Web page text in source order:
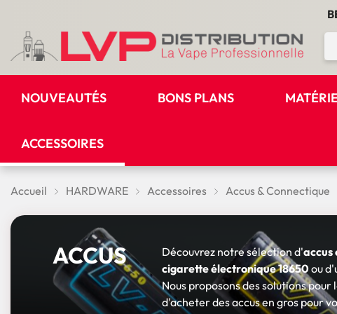
NOUVEAUTÉS BONS PLANS
ACCESSOIRES
Accueil HARDWARE Accessoires Accus & Connectique
ACCUS Découvrez notre sélection d'accus
cigarette électronique 18650ou
Nous proposons des solutions
d'acheter des accus en gros pour